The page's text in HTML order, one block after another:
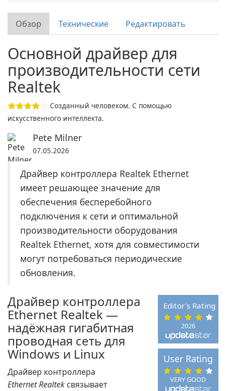
Обзор Технические Редактировать
Основной драйвер для
производительности сети
Realtek
Созданный человеком. С помощью
искусственного интеллекта.
Pete Milner
07.05.2026
Драйвер контроллера Realtek Ethernet
имеет решающее значение для
обеспечения бесперебойного
подключения к сети и оптимальной
производительности оборудования
Realtek Ethernet, хотя для совместимости
могут потребоваться периодические
обновления.
2026
Editor's Rating
VERY GOOD
User Rating
Драйвер контроллера
Ethernet Realtek —
надёжная гигабитная
проводная сеть для
Windows и Linux
Драйвер контроллера
Ethernet Realtek связывает